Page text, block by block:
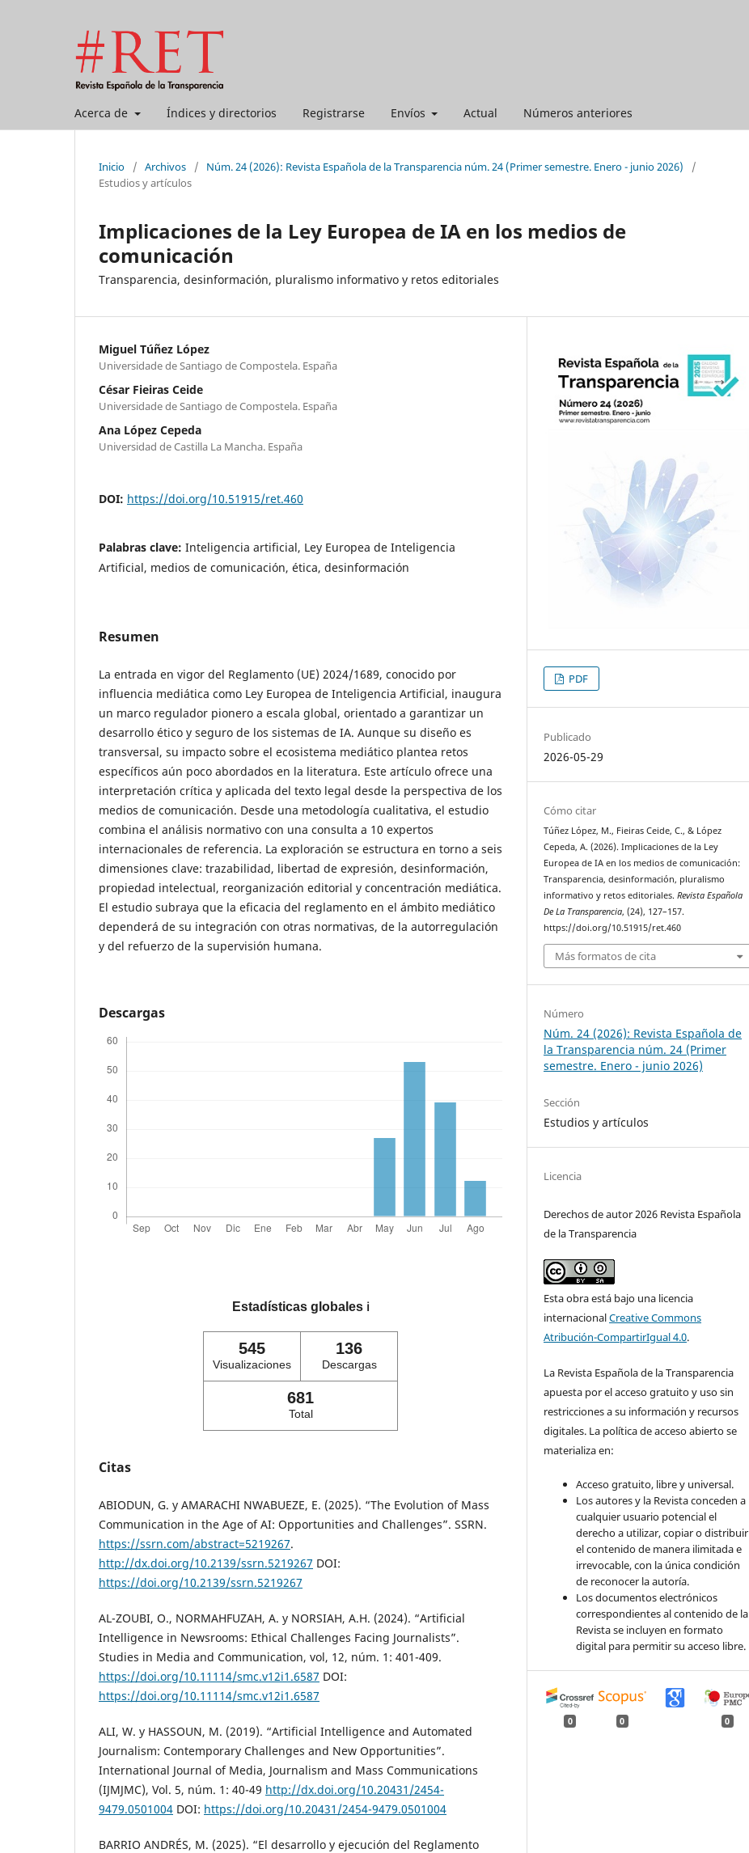
Acerca de Índices y directorios Registrarse Envíos Actual Números anteriores
Inicio / Archivos / Núm. 24 (2026): Revista Española de la Transparencia núm. 24 (Primer semestre. Enero - junio 2026)
/
Estudios y artículos
Implicaciones de la Ley Europea de IA en los medios de
comunicación
Transparencia, desinformación, pluralismo informativo y retos editoriales
Miguel Túñez López
Universidade de Santiago de Compostela. España
César Fieiras Ceide
Universidade de Santiago de Compostela. España
Ana López Cepeda
Universidad de Castilla La Mancha. España
DOI: https://doi.org/10.51915/ret.460
Palabras clave: Inteligencia artificial, Ley Europea de Inteligencia
Artificial, medios de comunicación, ética, desinformación
Resumen
La entrada en vigor del Reglamento (UE) 2024/1689, conocido por
influencia mediática como Ley Europea de Inteligencia Artificial, inaugura
un marco regulador pionero a escala global, orientado a garantizar un
desarrollo ético y seguro de los sistemas de IA. Aunque su diseño es
transversal, su impacto sobre el ecosistema mediático plantea retos
específicos aún poco abordados en la literatura. Este artículo ofrece una
interpretación crítica y aplicada del texto legal desde la perspectiva de los
medios de comunicación. Desde una metodología cualitativa, el estudio
combina el análisis normativo con una consulta a 10 expertos
internacionales de referencia. La exploración se estructura en torno a seis
dimensiones clave: trazabilidad, libertad de expresión, desinformación,
propiedad intelectual, reorganización editorial y concentración mediática.
El estudio subraya que la eficacia del reglamento en el ámbito mediático
dependerá de su integración con otras normativas, de la autorregulación
y del refuerzo de la supervisión humana.
Descargas
Estadísticas globales ℹ️
545
Visualizaciones
136
Descargas
681
Total
Citas
ABIODUN, G. y AMARACHI NWABUEZE, E. (2025). “The Evolution of Mass
Communication in the Age of AI: Opportunities and Challenges”. SSRN.
https://ssrn.com/abstract=5219267.
http://dx.doi.org/10.2139/ssrn.5219267 DOI:
https://doi.org/10.2139/ssrn.5219267
AL-ZOUBI, O., NORMAHFUZAH, A. y NORSIAH, A.H. (2024). “Artificial
Intelligence in Newsrooms: Ethical Challenges Facing Journalists”.
Studies in Media and Communication, vol, 12, núm. 1: 401-409.
https://doi.org/10.11114/smc.v12i1.6587 DOI:
https://doi.org/10.11114/smc.v12i1.6587
ALI, W. y HASSOUN, M. (2019). “Artificial Intelligence and Automated
Journalism: Contemporary Challenges and New Opportunities”.
International Journal of Media, Journalism and Mass Communications
(IJMJMC), Vol. 5, núm. 1: 40-49 http://dx.doi.org/10.20431/2454-
9479.0501004 DOI: https://doi.org/10.20431/2454-9479.0501004
BARRIO ANDRÉS, M. (2025). “El desarrollo y ejecución del Reglamento
PDF
Publicado
2026-05-29
Cómo citar
Túñez López, M., Fieiras Ceide, C., & López
Cepeda, A. (2026). Implicaciones de la Ley
Europea de IA en los medios de comunicación:
Transparencia, desinformación, pluralismo
informativo y retos editoriales.Revista Española
De La Transparencia, (24), 127–157.
https://doi.org/10.51915/ret.460
Más formatos de cita
Número
Núm. 24 (2026): Revista Española de
la Transparencia núm. 24 (Primer
semestre. Enero - junio 2026)
Sección
Estudios y artículos
Licencia
Derechos de autor 2026 Revista Española
de la Transparencia
Esta obra está bajo una licencia
internacionalCreative Commons
Atribución-CompartirIgual 4.0.
La Revista Española de la Transparencia
apuesta por el acceso gratuito y uso sin
restricciones a su información y recursos
digitales. La política de acceso abierto se
materializa en:
Acceso gratuito, libre y universal.
Los autores y la Revista conceden a
cualquier usuario potencial el
derecho a utilizar, copiar o distribuir
el contenido de manera ilimitada e
irrevocable, con la única condición
de reconocer la autoría.
Los documentos electrónicos
correspondientes al contenido de la
Revista se incluyen en formato
digital para permitir su acceso libre.
0 0 0